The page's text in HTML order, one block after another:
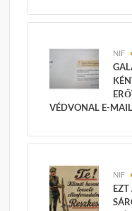
NIF
VÉDVONAL E-
NIF